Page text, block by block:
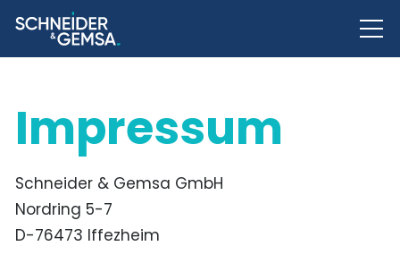
Impressum
Schneider & Gemsa GmbH
Nordring 5-7
D-76473 Iffezheim